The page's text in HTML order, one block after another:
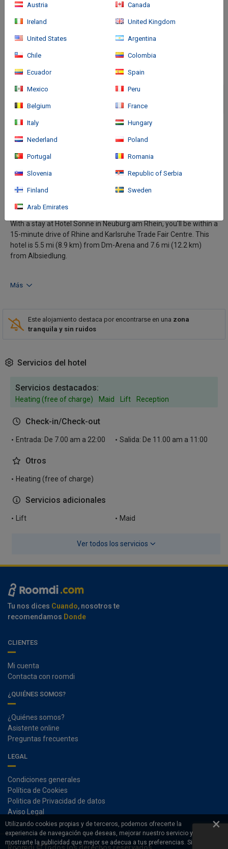
Utilizando cookies propias y de terceros, podemos ofrecerte la
experiencia de navegación que deseas, mejorar nuestro servicio y
mostrarte la publicidad que mejor se adecua a tus preferencias. Si
×
Ubicación del hotel
With a stay at Hotel Sonne in Neuburg am Rhein, you'll be within a
15-minute drive of Rhine and Karlsruhe Trade Fair Centre. This
hotel is 5.5 mi (8.9 km) from Dm-Arena and 7.6 mi (12.2 km)
from Albsiedlung.
Más
Este alojamiento destaca por encontrarse en una zona
tranquila y sin ruidos
Servicios del hotel
Servicios destacados:
Heating (free of charge) Maid Lift Reception
Check-in/Check-out
Entrada: De 7.00 am a 22:00 Salida: De 11.00 am a 11:00
Otros
Heating (free of charge)
Servicios adicionales
Lift Maid
Ver todos los servicios
Tu nos dices Cuando, nosotros te
recomendamos Donde
CLIENTES
Mi cuenta
Contacta con roomdi
¿QUIÉNES SOMOS?
¿Quiénes somos?
Asistente online
Preguntas frecuentes
LEGAL
Condiciones generales
Política de Cookies
Politica de Privacidad de datos
Aviso Legal
Austria Canada
Ireland United Kingdom
United States Argentina
Chile Colombia
Ecuador Spain
Mexico Peru
Belgium France
Italy Hungary
Nederland Poland
Portugal Romania
Slovenia Republic of Serbia
Finland Sweden
Arab Emirates